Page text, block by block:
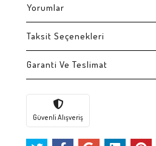
Yorumlar
Taksit Seçenekleri
Garanti Ve Teslimat
Güvenli Alışveriş